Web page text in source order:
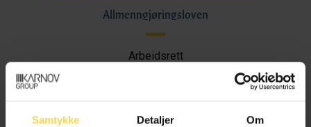
Samtykke Detaljer Om
Allmenngjøringsloven
Arbeidsrett